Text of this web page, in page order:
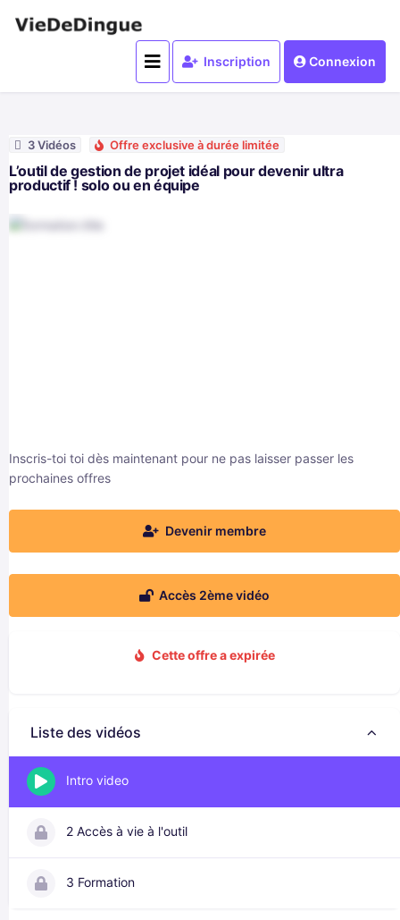
Inscription Connexion
3 Vidéos Offre exclusive à durée limitée
L’outil de gestion de projet idéal pour devenir ultra
productif ! solo ou en équipe
Inscris-toi toi dès maintenant pour ne pas laisser passer les
prochaines offres
Devenir membre
Accès 2ème vidéo
Cette offre a expirée
Liste des vidéos
Intro video
2 Accès à vie à l'outil
3 Formation